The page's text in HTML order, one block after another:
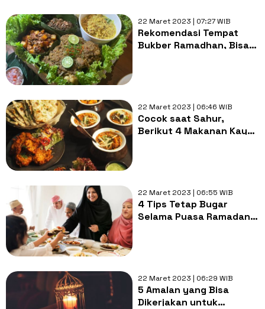
22 Maret 2023 | 07:27 WIB
Rekomendasi Tempat
Bukber Ramadhan, Bisa
22 Maret 2023 | 06:46 WIB
Cocok saat Sahur,
Berikut 4 Makanan Kaya
22 Maret 2023 | 06:55 WIB
4 Tips Tetap Bugar
Selama Puasa Ramadan:
22 Maret 2023 | 06:29 WIB
5 Amalan yang Bisa
Dikerjakan untuk